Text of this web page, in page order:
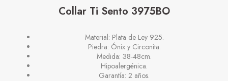
Collar Ti Sento 3975BO
Material: Plata de Ley 925.
Piedra: Ónix y Circonita.
Medida: 38-48cm.
Hipoalergénica.
Garantía: 2 años.